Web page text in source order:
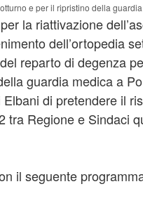
e per il ripristino della
la riattivazione
dell’ortopedia
reparto di degenza
guardia medica a
di pretendere il
tra Regione e Sindaci
il seguente